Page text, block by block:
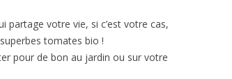
partage votre vie, si c’est votre cas,
tomates bio !
pour de bon au jardin ou sur votre